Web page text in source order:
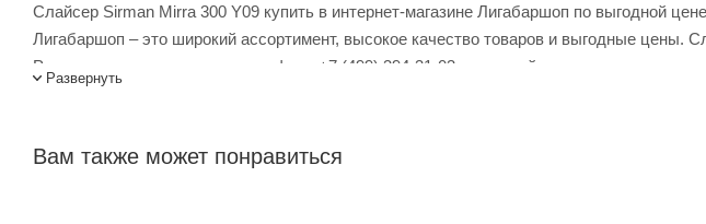
Слайсер Sirman Mirra 300 Y09 купить в интернет-магазине Лигабаршоп по выгодной
Лигабаршоп – это широкий ассортимент, высокое качество товаров и выгодные цены.
России, заказать можно по телефону +7 (499) 394-31-03 или онлайн через корзину
Развернуть
Вам также может понравиться